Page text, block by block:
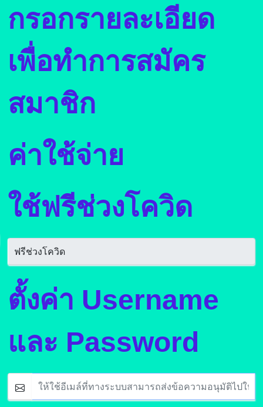
กรอกรายละเอียด
เพื่อทำการสมัคร
สมาชิก
ค่าใช้จ่าย
ใช้ฟรีช่วงโควิด
ตั้งค่า Username
และ Password